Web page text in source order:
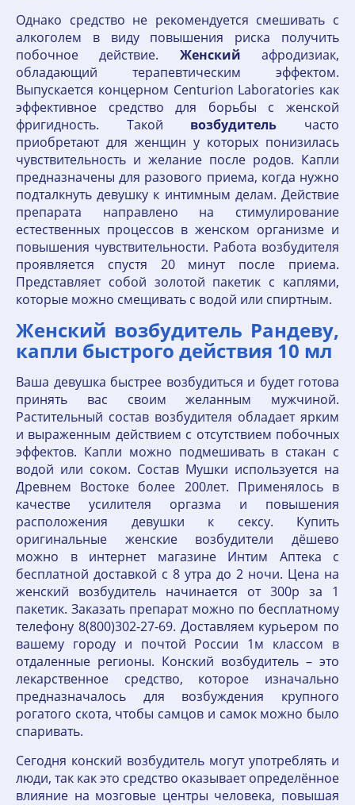
Однако средство не рекомендуется смешивать с
алкоголем в виду повышения риска получить
побочное действие. Женский афродизиак,
обладающий терапевтическим эффектом.
Выпускается концерном Centurion Laboratories как
эффективное средство для борьбы с женской
фригидность. Такой возбудитель часто
приобретают для женщин у которых понизилась
чувствительность и желание после родов. Капли
предназначены для разового приема, когда нужно
подталкнуть девушку к интимным делам. Действие
препарата направлено на стимулирование
естественных процессов в женском организме и
повышения чувствительности. Работа возбудителя
проявляется спустя 20 минут после приема.
Представляет собой золотой пакетик с каплями,
которые можно смещивать с водой или спиртным.
Женский возбудитель Рандеву,
капли быстрого действия 10 мл
Ваша девушка быстрее возбудиться и будет готова
принять вас своим желанным мужчиной.
Растительный состав возбудителя обладает ярким
и выраженным действием с отсутствием побочных
эффектов. Капли можно подмешивать в стакан с
водой или соком. Состав Мушки используется на
Древнем Востоке более 200лет. Применялось в
качестве усилителя оргазма и повышения
расположения девушки к сексу. Купить
оригинальные женские возбудители дёшево
можно в интернет магазине Интим Аптека с
бесплатной доставкой с 8 утра до 2 ночи. Цена на
женский возбудитель начинается от 300р за 1
пакетик. Заказать препарат можно по бесплатному
телефону 8(800)302-27-69. Доставляем курьером по
вашему городу и почтой России 1м классом в
отдаленные регионы. Конский возбудитель – это
лекарственное средство, которое изначально
предназначалось для возбуждения крупного
рогатого скота, чтобы самцов и самок можно было
спаривать.
Сегодня конский возбудитель могут употреблять и
люди, так как это средство оказывает определённое
влияние на мозговые центры человека, повышая